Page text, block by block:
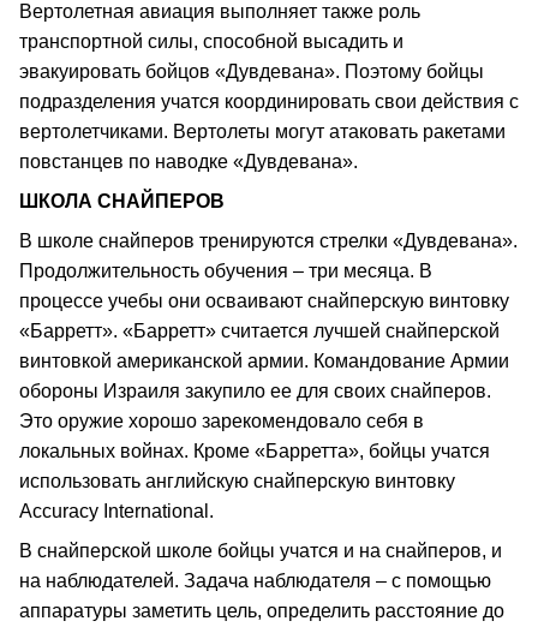
Вертолетная авиация выполняет также роль
транспортной силы, способной высадить и
эвакуировать бойцов «Дувдевана». Поэтому бойцы
подразделения учатся координировать свои действия с
вертолетчиками. Вертолеты могут атаковать ракетами
повстанцев по наводке «Дувдевана».
ШКОЛА СНАЙПЕРОВ
В школе снайперов тренируются стрелки «Дувдевана».
Продолжительность обучения – три месяца. В
процессе учебы они осваивают снайперскую винтовку
«Барретт». «Барретт» считается лучшей снайперской
винтовкой американской армии. Командование Армии
обороны Израиля закупило ее для своих снайперов.
Это оружие хорошо зарекомендовало себя в
локальных войнах. Кроме «Барретта», бойцы учатся
использовать английскую снайперскую винтовку
Accuracy International.
В снайперской школе бойцы учатся и на снайперов, и
на наблюдателей. Задача наблюдателя – с помощью
аппаратуры заметить цель, определить расстояние до